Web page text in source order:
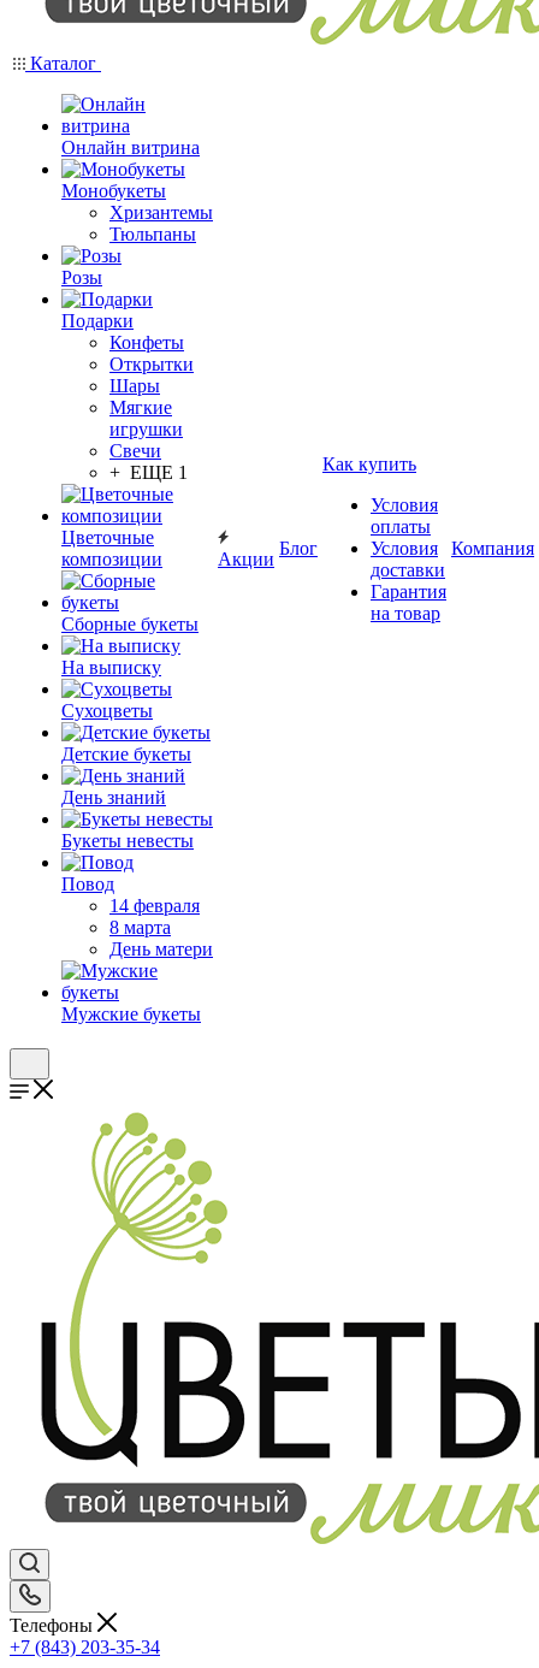
Каталог
Онлайн витрина
Монобукеты
Хризантемы
Тюльпаны
Розы
Подарки
Конфеты
Открытки
Шары
Мягкие
игрушки
Свечи
+ ЕЩЕ 1
Цветочные
композиции
Сборные букеты
На выписку
Сухоцветы
Детские букеты
День знаний
Букеты невесты
Повод
14 февраля
8 марта
День матери
Мужские букеты
Акции
Блог
Как купить
Условия
оплаты
Условия
доставки
Гарантия
на товар
Компания
Телефоны
+7 (843) 203-35-34